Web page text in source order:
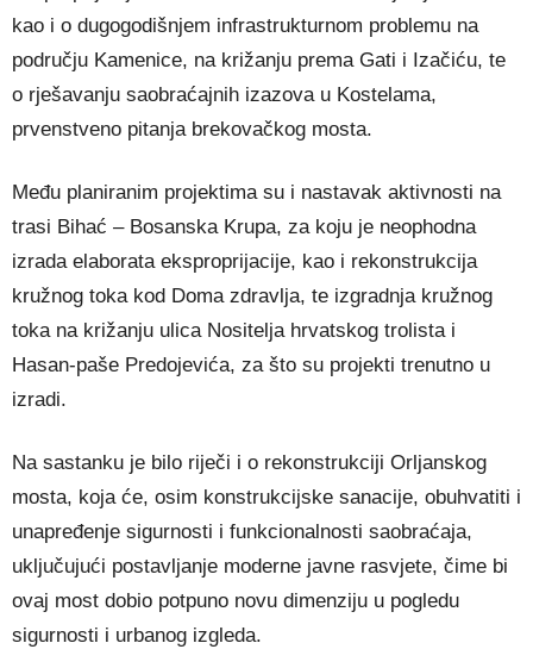
kao i o dugogodišnjem infrastrukturnom problemu na
području Kamenice, na križanju prema Gati i Izačiću, te
o rješavanju saobraćajnih izazova u Kostelama,
prvenstveno pitanja brekovačkog mosta.
Među planiranim projektima su i nastavak aktivnosti na
trasi Bihać – Bosanska Krupa, za koju je neophodna
izrada elaborata eksproprijacije, kao i rekonstrukcija
kružnog toka kod Doma zdravlja, te izgradnja kružnog
toka na križanju ulica Nositelja hrvatskog trolista i
Hasan-paše Predojevića, za što su projekti trenutno u
izradi.
Na sastanku je bilo riječi i o rekonstrukciji Orljanskog
mosta, koja će, osim konstrukcijske sanacije, obuhvatiti i
unapređenje sigurnosti i funkcionalnosti saobraćaja,
uključujući postavljanje moderne javne rasvjete, čime bi
ovaj most dobio potpuno novu dimenziju u pogledu
sigurnosti i urbanog izgleda.